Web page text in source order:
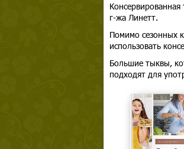
г-жа Линетт.
Помимо сезонных
использовать
Большие тыквы,
подходят для